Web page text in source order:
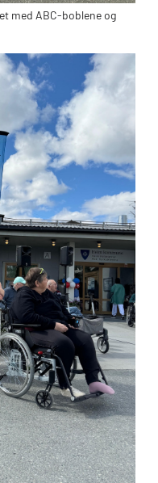
med ABC-boblene og